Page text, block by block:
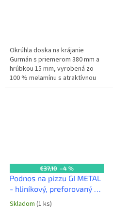
Okrúhla doska na krájanie
Gurmán s priemerom 380 mm a
hrúbkou 15 mm, vyrobená zo
100 % melamínu s atraktívnou
imitáciou dreva. Ideálna na
€37,10 –4 %
Podnos na pizzu GI METAL
- hliníkový, preforovaný -
pr. 50 cm
Skladom (1 ks)